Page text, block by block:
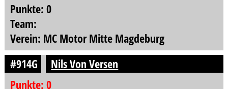
Punkte: 0
Team:
Verein: MC Motor Mitte Magdeburg
#914G
Nils Von Versen
Punkte: 0